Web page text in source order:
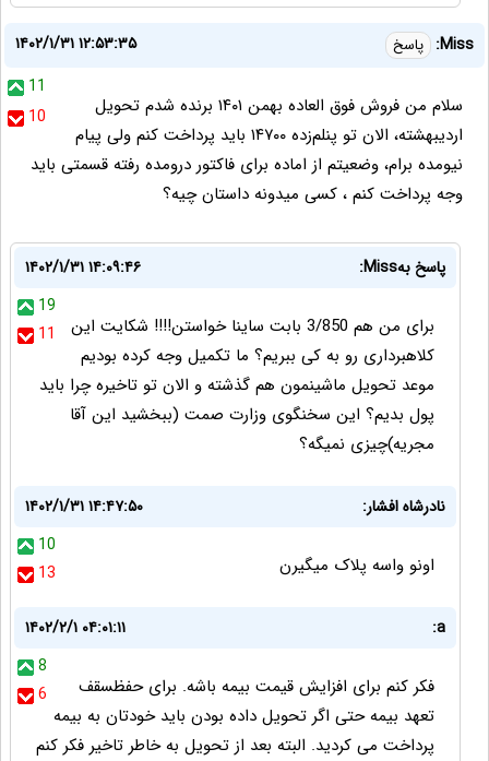
Miss: پاسخ
۱۴۰۲/۱/۳۱ ۱۲:۵۳:۳۵
11
10
سلام من فروش فوق العاده بهمن ۱۴۰۱ برنده شدم تحویل
اردیبهشته، الان تو پنلم‌زده ۱۴۷۰۰ باید پرداخت کنم ولی پیام
نیومده برام، وضعیتم از اماده برای فاکتور درومده رفته قسمتی باید
وجه پرداخت کنم ، کسی میدونه داستان چیه؟
پاسخ بهMiss:
۱۴۰۲/۱/۳۱ ۱۴:۰۹:۴۶
19
11
برای من هم 3/850 بابت ساینا خواستن!!!! شکایت این
کلاهبرداری رو به کی ببریم؟ ما تکمیل وجه کرده بودیم
موعد تحویل ماشینمون هم گذشته و الان تو تاخیره چرا باید
پول بدیم؟ این سخنگوی وزارت صمت (ببخشید این آقا
مجریه)چیزی نمیگه؟
نادرشاه افشار:
۱۴۰۲/۱/۳۱ ۱۴:۴۷:۵۰
10
13
اونو واسه پلاک میگیرن
a:
۱۴۰۲/۲/۱ ۰۴:۰۱:۱۱
8
6
فکر کنم برای افزایش قیمت بیمه باشه. برای حفظسقف
تعهد بیمه حتی اگر تحویل داده بودن باید خودتان به بیمه
پرداخت می کردید. البته بعد از تحویل به خاطر تاخیر فکر کنم